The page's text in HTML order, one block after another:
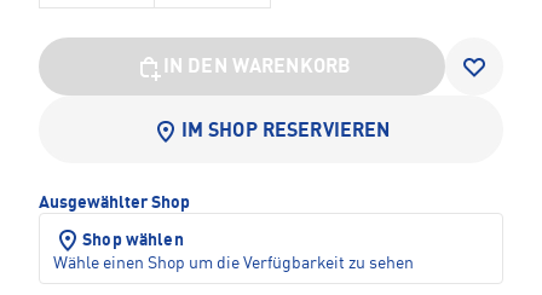
IN DEN WARENKORB
IM SHOP RESERVIEREN
Ausgewählter Shop
Shop wählen
Wähle einen Shop um die Verfügbarkeit zu sehen